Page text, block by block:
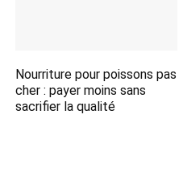
Nourriture pour poissons pas
cher : payer moins sans
sacrifier la qualité